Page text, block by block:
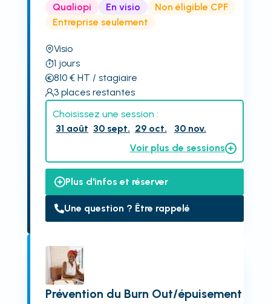
Qualiopi En visio
Non éligible CPF
Entreprise seulement
Visio
1 jours
810€ HT / stagiaire
3 places restantes
Choisissez une session :
31 août 30 sept. 29 oct.
30 nov.
Voir plus de sessions
Plus d'infos et réserver
Une question ? Être rappelé
Prévention du Burn Out/épuisement